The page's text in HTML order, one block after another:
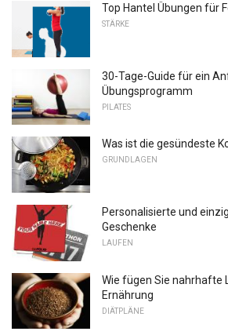
Top Hantel Übungen für
STÄRKE
30-Tage-Guide für ein
Übungsprogramm
PILATES
Was ist die gesündeste
GRUNDLAGEN
Personalisierte und
Geschenke
LAUFEN
Wie fügen Sie nahrhafte
Ernährung
DIÄTPLÄNE